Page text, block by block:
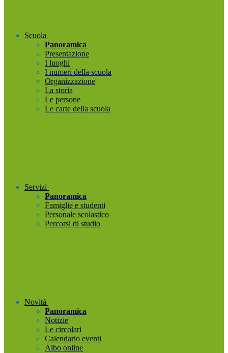
Scuola
Panoramica
Presentazione
I luoghi
I numeri della scuola
Organizzazione
La storia
Le persone
Le carte della scuola
Servizi
Panoramica
Famiglie e studenti
Personale scolastico
Percorsi di studio
Novità
Panoramica
Notizie
Le circolari
Calendario eventi
Albo online